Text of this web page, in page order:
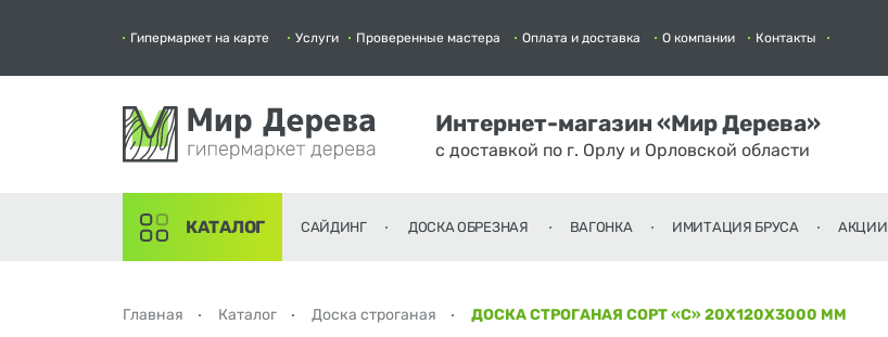
Гипермаркет на карте Услуги Проверенные мастера Оплата и доставка О компании Контакты
Интернет-магазин «Мир Дерева»
с доставкой по г. Орлу и Орловской области
КАТАЛОГ САЙДИНГ ДОСКА ОБРЕЗНАЯ ВАГОНКА ИМИТАЦИЯ БРУСА АКЦИИ
Главная Каталог Доска строганая ДОСКА СТРОГАНАЯ СОРТ «С» 20Х120Х3000 ММ